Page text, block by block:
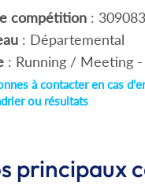
compétition: 309083
: Départemental
: Running / Meeting -
à contacter en cas
ou résultats
principaux